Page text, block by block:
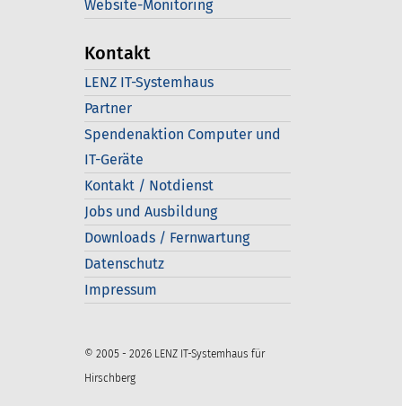
Website-Monitoring
Kontakt
LENZ IT-Systemhaus
Partner
Spendenaktion Computer und
IT-Geräte
Kontakt / Notdienst
Jobs und Ausbildung
Downloads / Fernwartung
Datenschutz
Impressum
© 2005 - 2026 LENZ IT-Systemhaus für
Hirschberg